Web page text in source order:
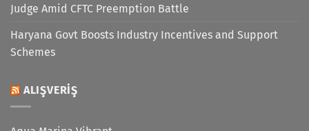
Judge Amid CFTC Preemption Battle
Haryana Govt Boosts Industry Incentives and Support
Schemes
ALIŞVERIŞ